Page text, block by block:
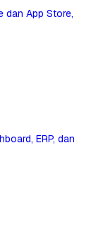
dan App Store,
ERP, dan